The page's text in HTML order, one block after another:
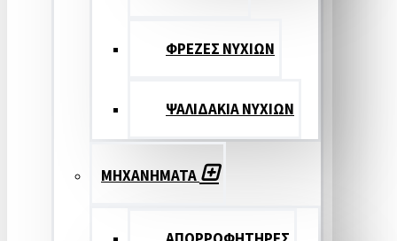
ΦΡΕΖΕΣ ΝΥΧΙΩΝ
ΨΑΛΙΔΑΚΙΑ ΝΥΧΙΩΝ
ΜΗΧΑΝΗΜΑΤΑ